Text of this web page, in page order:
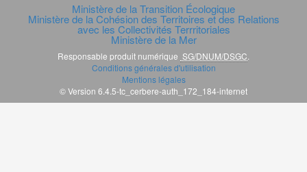
Ministère de la Transition Écologique
Ministère de la Cohésion des Territoires et des Relations
avec les Collectivités Terrritoriales
Ministère de la Mer
Responsable produit numérique SG/DNUM/DSGC.
Conditions générales d'utilisation
Mentions légales
© Version 6.4.5-tc_cerbere-auth_172_184-internet